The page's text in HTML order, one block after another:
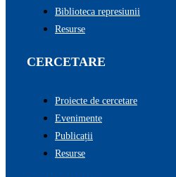
Biblioteca represiunii
Resurse
CERCETARE
Proiecte de cercetare
Evenimente
Publicații
Resurse